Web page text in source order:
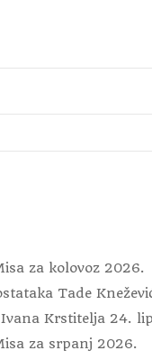
za kolovoz 2026.
Tade
Ivana Krstitelja 24.
za srpanj 2026.